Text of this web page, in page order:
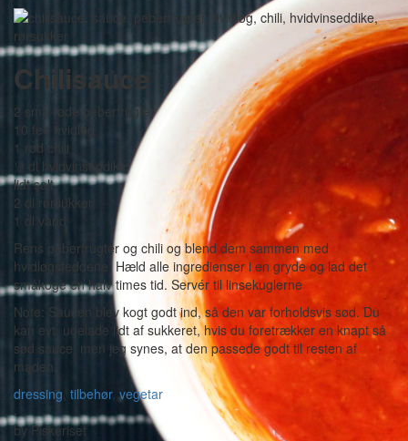
Chilisauce
2 små røde peberfrugter
10 fed hvidløg
1 rød chili
½ dl hvidvinseddike
lidt salt
2 dl rørsukker
1 dl vand
Rens peberfrugter og chili og blend dem sammen med
hvidløgsfeddene. Hæld alle ingredienser i en gryde og lad det
småkoge en halv times tid. Servér til linsekuglerne
Note: Saucen blev kogt godt ind, så den var forholdsvis sød. Du
kan evt. udelade lidt af sukkeret, hvis du foretrækker en knapt så
sød sauce, men jeg synes, at den passede godt til resten af
maden.
dressing, tilbehør, vegetar
-
byPiskeriset